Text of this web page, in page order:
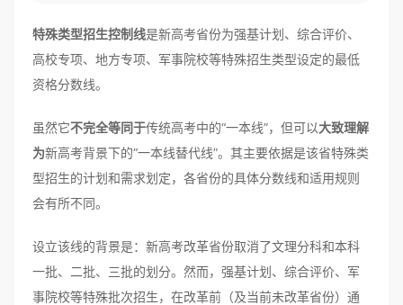
特殊类型招生控制线是新高考省份为强基计划、综合评价、
高校专项、地方专项、军事院校等特殊招生类型设定的最低
资格分数线。
虽然它不完全等同于传统高考中的“一本线”，但可以大致理解
为新高考背景下的“一本线替代线”。其主要依据是该省特殊类
型招生的计划和需求划定，各省份的具体分数线和适用规则
会有所不同。
设立该线的背景是：新高考改革省份取消了文理分科和本科
一批、二批、三批的划分。然而，强基计划、综合评价、军
事院校等特殊批次招生，在改革前（及当前未改革省份）通